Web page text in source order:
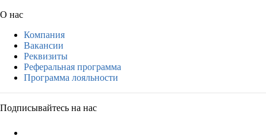
О нас
Компания
Вакансии
Реквизиты
Реферальная программа
Программа лояльности
Подписывайтесь на нас